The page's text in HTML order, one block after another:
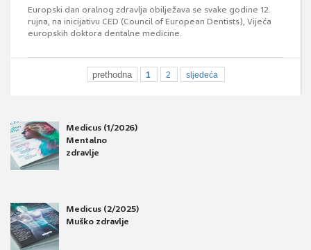
Europski dan oralnog zdravlja obilježava se svake godine 12.
rujna, na inicijativu CED (Council of European Dentists), Vijeća
europskih doktora dentalne medicine.
prethodna 1 2 sljedeća
Medicus (1/2026)
Mentalno
zdravlje
Medicus (2/2025)
Muško zdravlje